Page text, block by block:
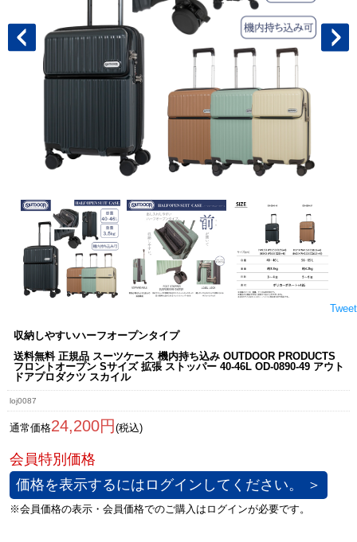
Tweet
収納しやすいハーフオープンタイプ
送料無料 正規品 スーツケース 機内持ち込み OUTDOOR PRODUCTS
フロントオープン Sサイズ 拡張 ストッパー 40-46L OD-0890-49 アウト
ドアプロダクツ スカイル
loj0087
通常価格24,200円 (税込)
価格を表示するにはログインしてください。 ＞